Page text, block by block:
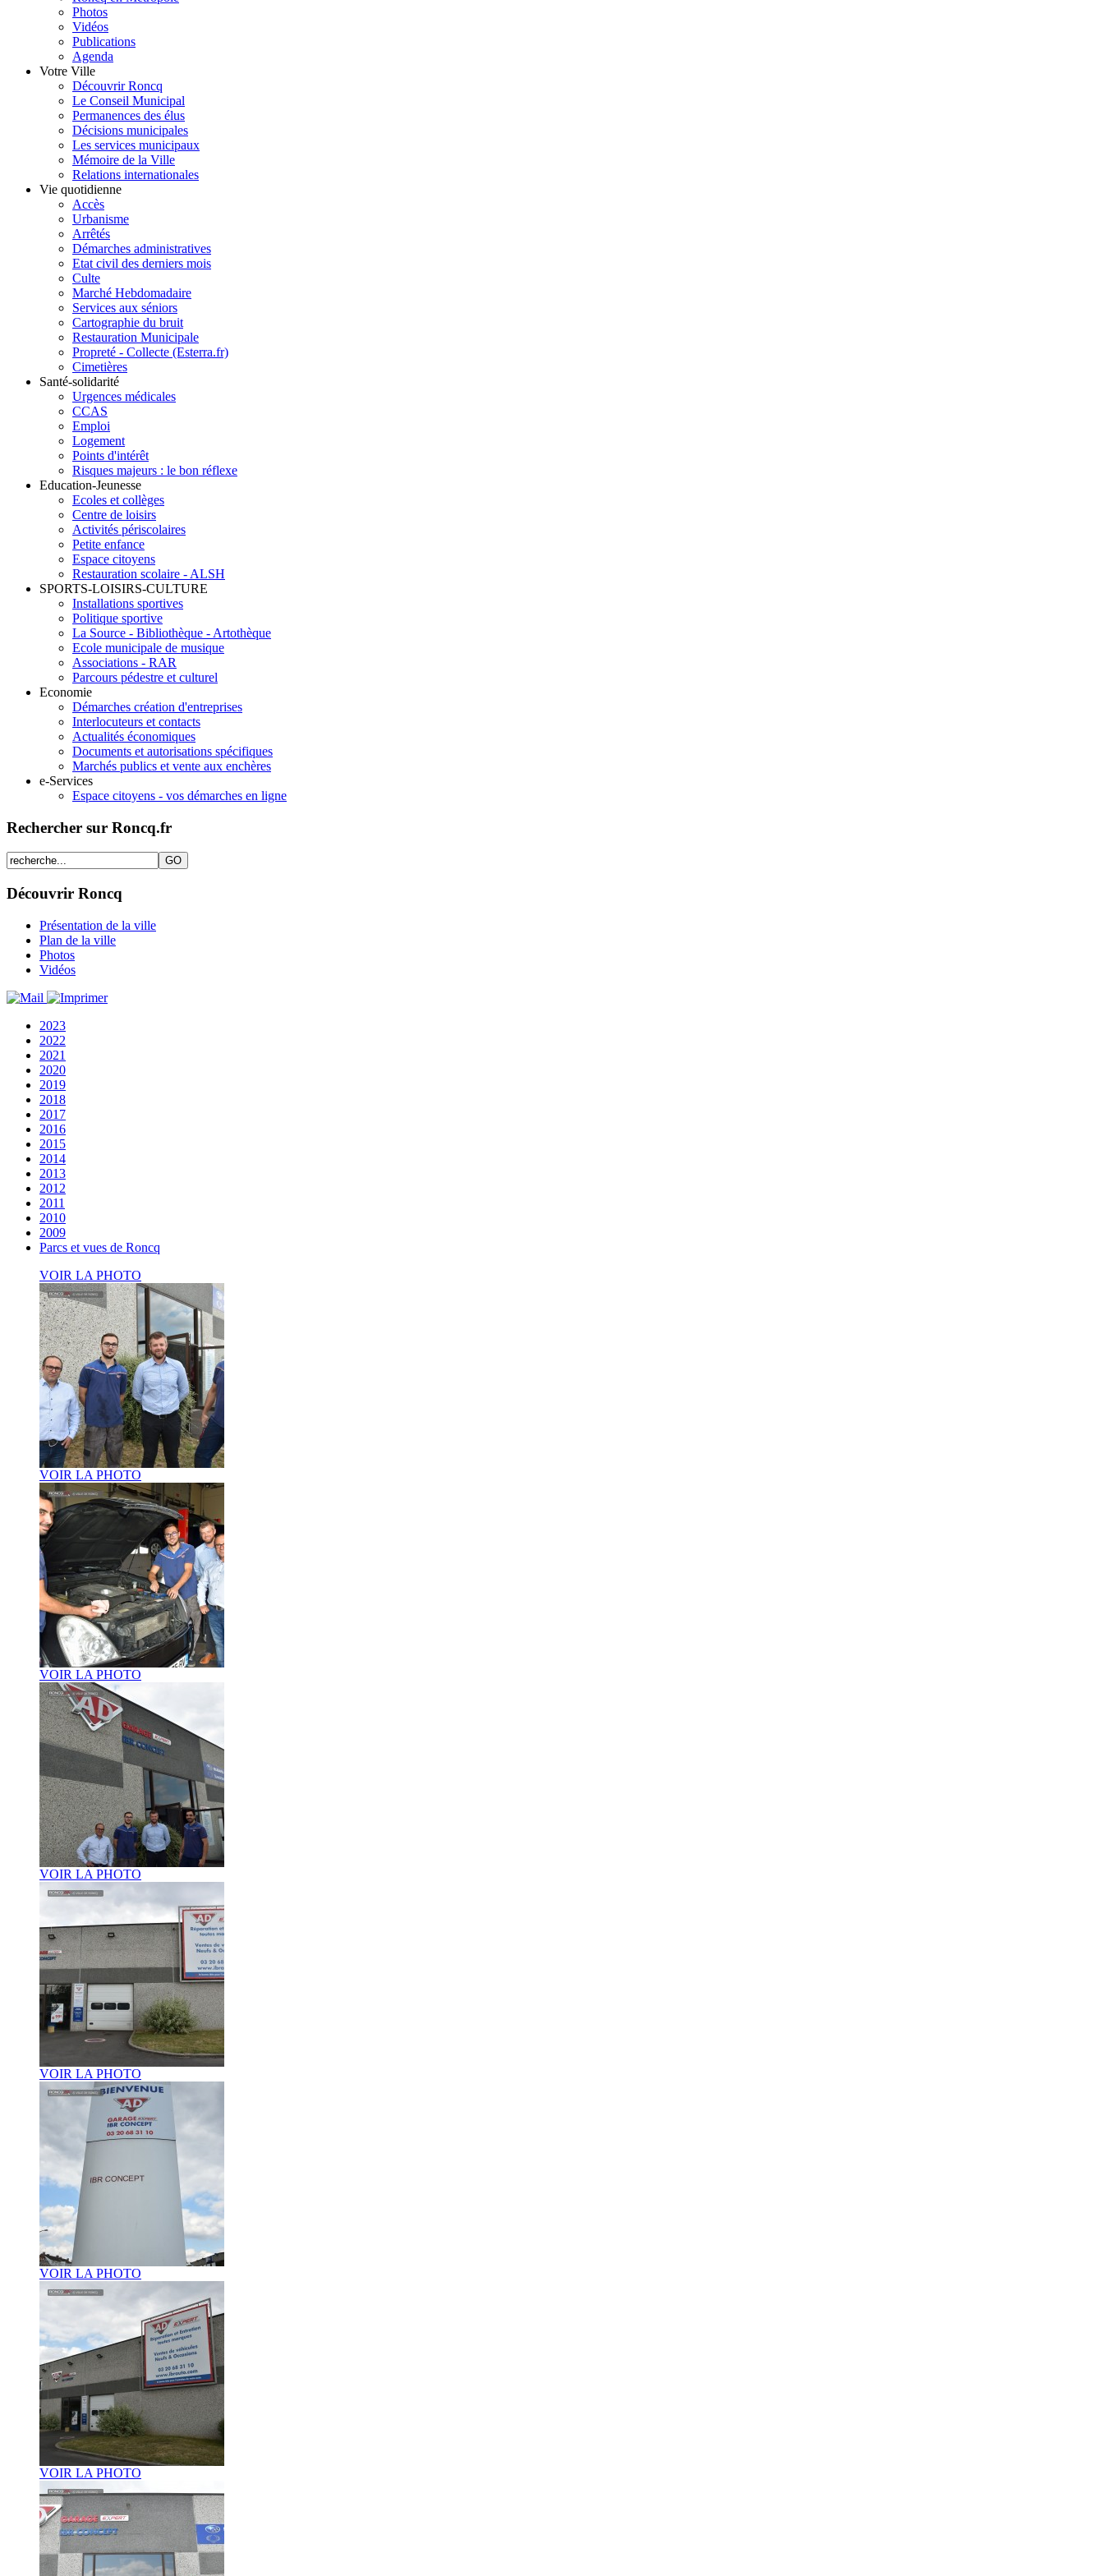
Photos
Vidéos
Publications
Agenda
Votre Ville
Découvrir Roncq
Le Conseil Municipal
Permanences des élus
Décisions municipales
Les services municipaux
Mémoire de la Ville
Relations internationales
Vie quotidienne
Accès
Urbanisme
Arrêtés
Démarches administratives
Etat civil des derniers mois
Culte
Marché Hebdomadaire
Services aux séniors
Cartographie du bruit
Restauration Municipale
Propreté - Collecte (Esterra.fr)
Cimetières
Santé-solidarité
Urgences médicales
CCAS
Emploi
Logement
Points d'intérêt
Risques majeurs : le bon réflexe
Education-Jeunesse
Ecoles et collèges
Centre de loisirs
Activités périscolaires
Petite enfance
Espace citoyens
Restauration scolaire - ALSH
SPORTS-LOISIRS-CULTURE
Installations sportives
Politique sportive
La Source - Bibliothèque - Artothèque
Ecole municipale de musique
Associations - RAR
Parcours pédestre et culturel
Economie
Démarches création d'entreprises
Interlocuteurs et contacts
Actualités économiques
Documents et autorisations spécifiques
Marchés publics et vente aux enchères
e-Services
Espace citoyens - vos démarches en ligne
Rechercher sur Roncq.fr
Découvrir Roncq
Présentation de la ville
Plan de la ville
Photos
Vidéos
2023
2022
2021
2020
2019
2018
2017
2016
2015
2014
2013
2012
2011
2010
2009
Parcs et vues de Roncq
VOIR LA PHOTO
VOIR LA PHOTO
VOIR LA PHOTO
VOIR LA PHOTO
VOIR LA PHOTO
VOIR LA PHOTO
VOIR LA PHOTO